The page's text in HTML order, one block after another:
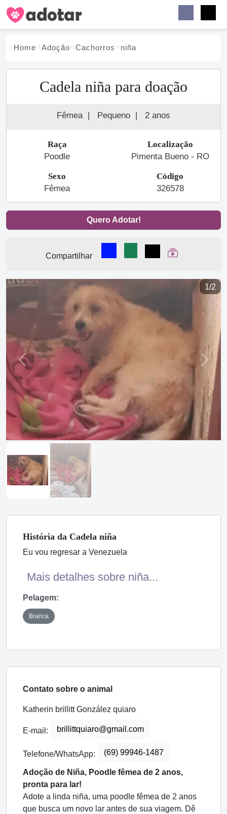
Home Adoção Cachorros niña
Cadela niña para doação
Fêmea | Pequeno | 2 anos
Raça
Poodle
Localização
Pimenta Bueno - RO
Sexo
Fêmea
Código
326578
Quero Adotar!
Compartilhar
Compartilhar no Facebook
Compartilhar no
Compartilhar
Ver Web Story
1/2
Previous Next
História da Cadela niña
Eu vou regresar a Venezuela
Mais detalhes sobre niña...
Pelagem:
Branca
Contato sobre o animal
Katherin brillitt González quiaro
E-mail: brillittquiaro@gmail.com
Telefone/WhatsApp: (69) 99946-1487
Adoção de Niña, Poodle fêmea de 2 anos,
pronta para lar!
Adote a linda niña, uma poodle fêmea de 2 anos
que busca um novo lar antes de sua viagem. Dê